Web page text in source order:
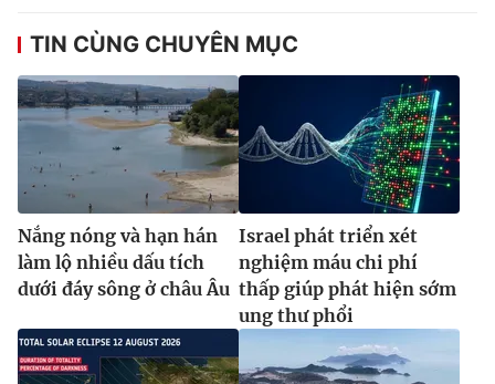
TIN CÙNG CHUYÊN MỤC
Nắng nóng và hạn hán
làm lộ nhiều dấu tích
dưới đáy sông ở châu Âu
Israel phát triển xét
nghiệm máu chi phí
thấp giúp phát hiện sớm
ung thư phổi